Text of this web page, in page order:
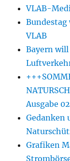
VLAB-
VLAB
Bayern
Ausgabe
Gedanken
Grafiken